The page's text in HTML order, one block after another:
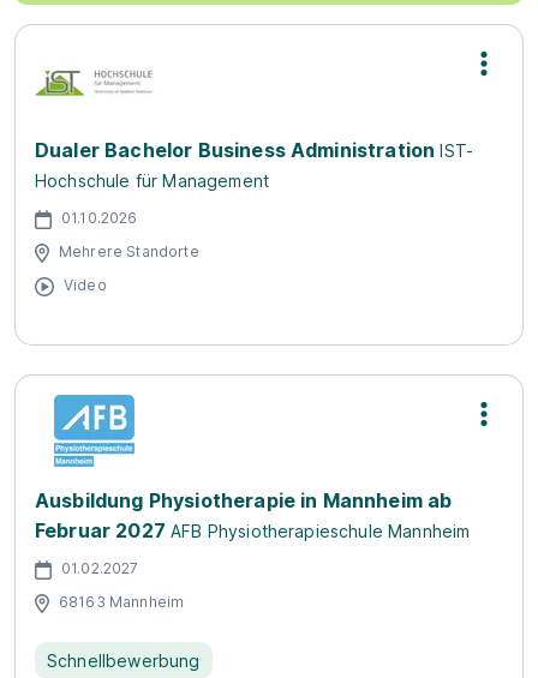
Dualer Bachelor Business Administration IST-
Hochschule für Management
01.10.2026
Mehrere Standorte
Video
Ausbildung Physiotherapie in Mannheim ab
Februar 2027 AFB Physiotherapieschule Mannheim
01.02.2027
68163 Mannheim
Schnellbewerbung